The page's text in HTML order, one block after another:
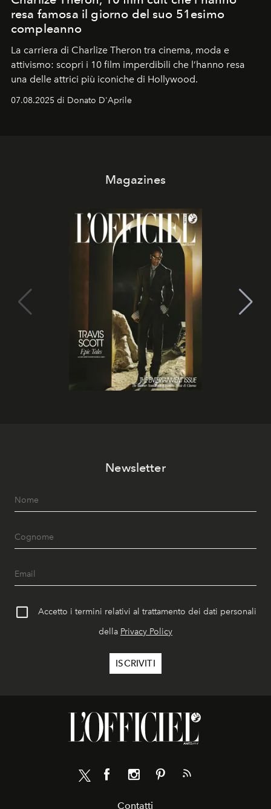
resa famosa il giorno del suo 51esimo
compleanno
La carriera di Charlize Theron tra cinema, moda e
attivismo: scopri i 10 film imperdibili che l’hanno resa
una delle attrici più iconiche di Hollywood.
07.08.2025 di Donato D'Aprile
Magazines
Newsletter
Accetto i termini relativi al trattamento dei dati personali
della Privacy Policy
Contatti